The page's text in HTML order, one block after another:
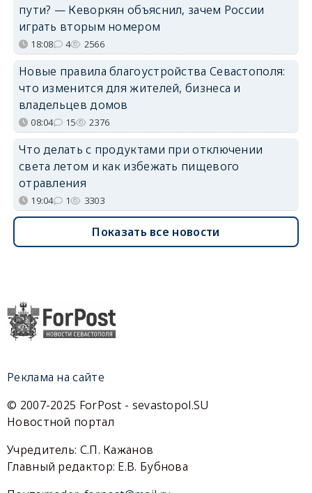
пути? — Кеворкян объяснил, зачем России
играть вторым номером
18:08 4 2566
Новые правила благоустройства Севастополя:
что изменится для жителей, бизнеса и
владельцев домов
08:04 15 2376
Что делать с продуктами при отключении
света летом и как избежать пищевого
отравления
19:04 1 3303
Показать все новости
Реклама на сайте
© 2007-2025 ForPost - sevastopol.SU
Новостной портал
Учредитель: С.П. Кажанов
Главный редактор: Е.В. Бубнова